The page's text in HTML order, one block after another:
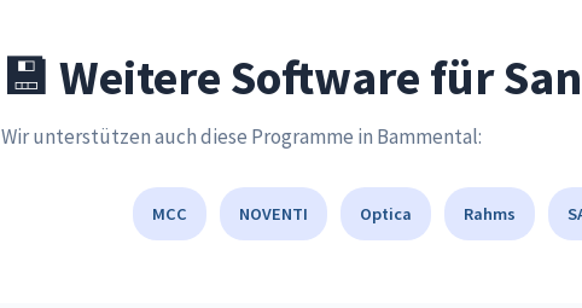
💾 Weitere Software für
Wir unterstützen auch diese Programme in Bammental:
MCC NOVENTI Optica Rahms